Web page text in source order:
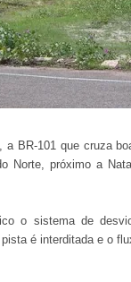
a BR-101 que cruza
Norte, próximo a
o sistema de
é interditada e o